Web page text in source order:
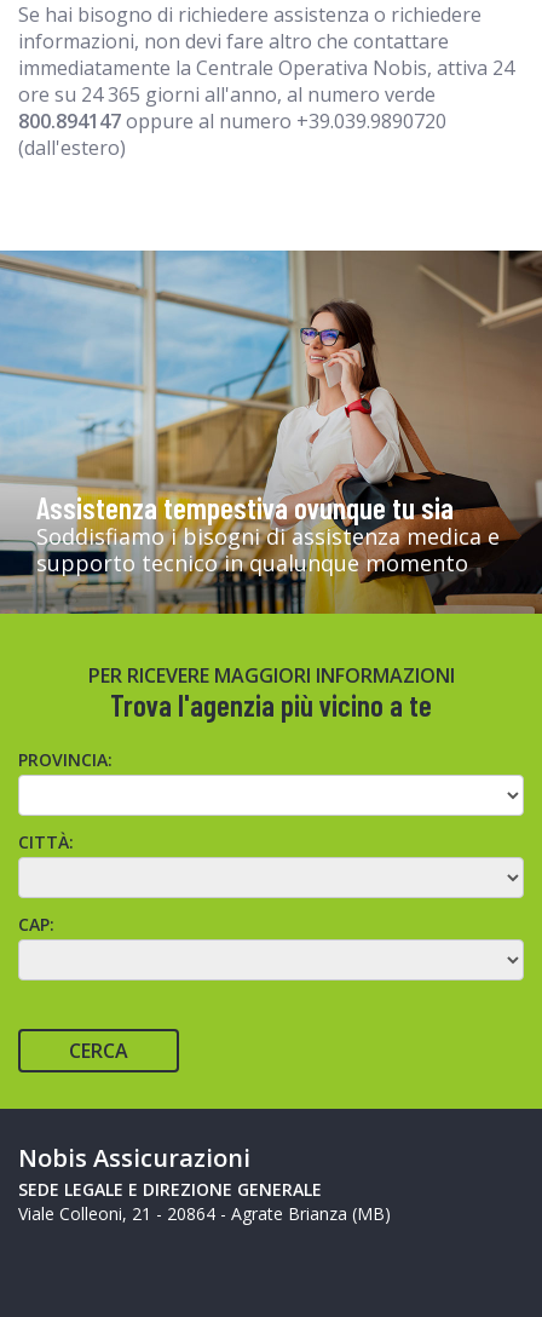
Se hai bisogno di richiedere assistenza o richiedere
informazioni, non devi fare altro che contattare
immediatamente la Centrale Operativa Nobis, attiva 24
ore su 24 365 giorni all'anno, al numero verde
800.894147oppure al numero +39.039.9890720
(dall'estero)
Assistenza tempestiva ovunque tu sia
Soddisfiamo i bisogni di assistenza medica e
supporto tecnico in qualunque momento
PER RICEVERE MAGGIORI INFORMAZIONI
Trova l'agenzia più vicino a te
PROVINCIA:
CITTÀ:
CAP:
CERCA
Nobis Assicurazioni
SEDE LEGALE E DIREZIONE GENERALE
Viale Colleoni, 21 - 20864 - Agrate Brianza (MB)